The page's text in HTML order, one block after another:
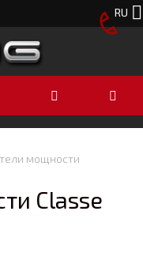
RU
мощности
Classe